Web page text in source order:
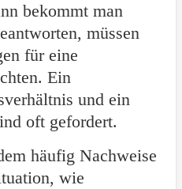
bekommt man
müssen
für eine
Ein
und ein
oft gefordert.
häufig Nachweise
wie